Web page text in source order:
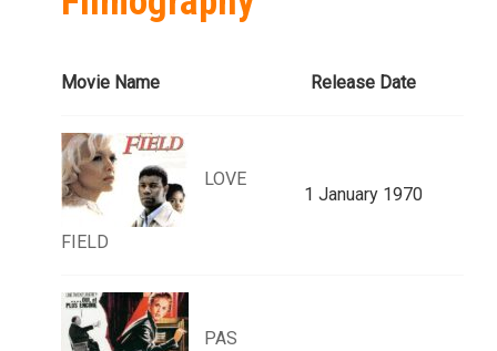
Movie Name Release Date
LOVE
FIELD
1 January 1970
PAS